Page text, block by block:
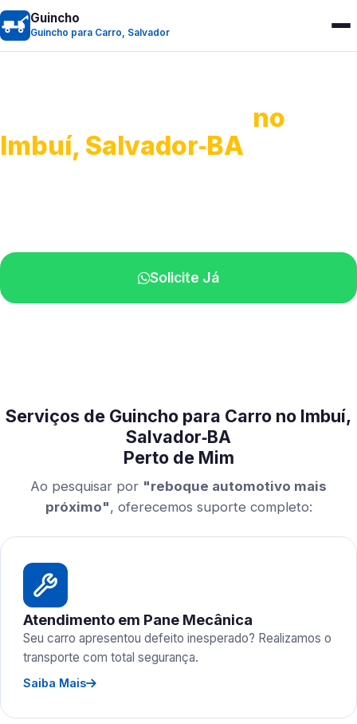
Guincho
Guincho para Carro, Salvador
no
Imbuí, Salvador‑BA
Solicite Já
Serviços de Guincho para Carro no Imbuí,
Salvador‑BA
Perto de Mim
Ao pesquisar por "reboque automotivo mais
próximo", oferecemos suporte completo:
Atendimento em Pane Mecânica
Seu carro apresentou defeito inesperado? Realizamos o
transporte com total segurança.
Saiba Mais